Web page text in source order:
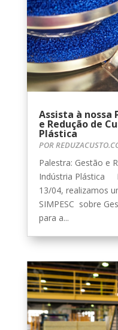
Assista à nossa
e Redução de
Plástica
POR
Palestra: Gestão e
Indústria Plástica
13/04, realizamos
SIMPESC sobre
para a...